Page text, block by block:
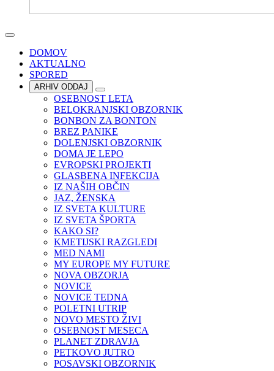
DOMOV
AKTUALNO
SPORED
ARHIV ODDAJ
OSEBNOST LETA
BELOKRANJSKI OBZORNIK
BONBON ZA BONTON
BREZ PANIKE
DOLENJSKI OBZORNIK
DOMA JE LEPO
EVROPSKI PROJEKTI
GLASBENA INFEKCIJA
IZ NAŠIH OBČIN
JAZ, ŽENSKA
IZ SVETA KULTURE
IZ SVETA ŠPORTA
KAKO SI?
KMETIJSKI RAZGLEDI
MED NAMI
MY EUROPE MY FUTURE
NOVA OBZORJA
NOVICE
NOVICE TEDNA
POLETNI UTRIP
NOVO MESTO ŽIVI
OSEBNOST MESECA
PLANET ZDRAVJA
PETKOVO JUTRO
POSAVSKI OBZORNIK